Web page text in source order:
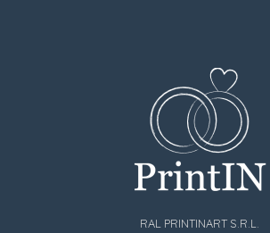
RAL PRINTINART S.R.L.